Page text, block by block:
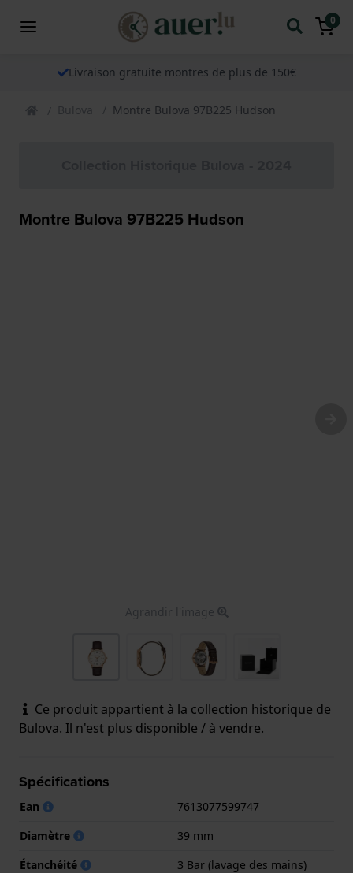
0
Livraison gratuite montres de plus de 150€
Bulova Montre Bulova 97B225 Hudson
Montre Bulova 97B225 Hudson
Agrandir l'image
Ce produit appartient à la collection historique de
Bulova. Il n'est plus disponible / à vendre.
Spécifications
Ean
7613077599747
Diamètre
39 mm
Étanchéité
3 Bar (lavage des mains)